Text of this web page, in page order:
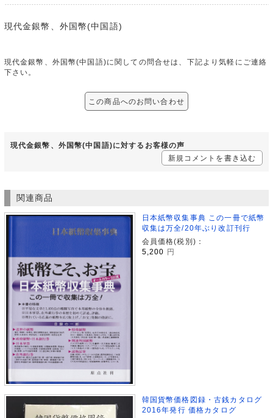
現代金銀幣、外国幣(中国語)
現代金銀幣、外国幣(中国語)に関しての問合せは、下記より気軽にご連絡
下さい。
この商品へのお問い合わせ
現代金銀幣、外国幣(中国語)に対するお客様の声
新規コメントを書き込む
関連商品
日本紙幣収集事典 この一冊で紙幣
収集は万全/20年ぶり改訂刊行
会員価格(税別)：
5,200
円
韓国貨幣価格図録・古銭カタログ
2016年発行 価格カタログ